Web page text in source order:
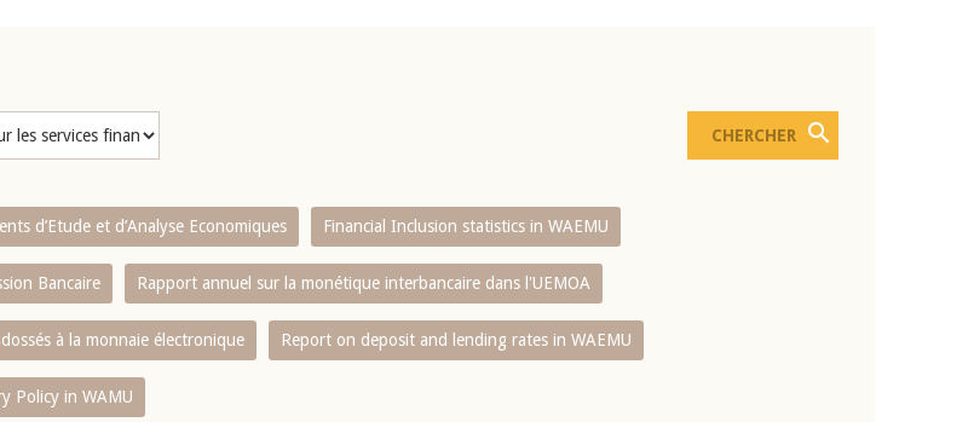
d’Etude et d’Analyse Economiques Financial Inclusion statistics in WAEMU
Bancaire Rapport annuel sur la monétique interbancaire dans l'UEMOA
à la monnaie électronique Report on deposit and lending rates in WAEMU
Policy in WAMU